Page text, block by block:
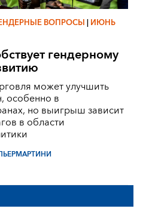
ВОПРОСЫ|ИЮНЬ
гендерному
может улучшить
особенно в
но выигрыш зависит
в области